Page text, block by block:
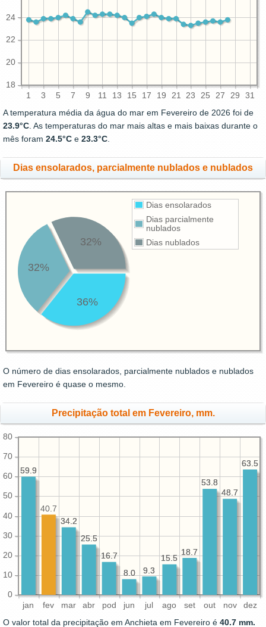
1 3 5 7 9 11 13 15 17 19 21 23 25 27 29 31
18
20
22
24
A temperatura média da água do mar em Fevereiro de 2026 foi de
23.9°C . As temperaturas do mar mais altas e mais baixas durante o
mês foram 24.5°C e 23.3°C
Dias ensolarados, parcialmente nublados e nublados
Dias ensolarados
Dias parcialmente
nublados
Dias nublados
36%
32%
32%
O número de dias ensolarados, parcialmente nublados e nublados
em Fevereiro é quase o mesmo.
Precipitação total em Fevereiro, mm.
jan fev mar abr pod jun jul ago set out nov dez
0
10
20
30
40
50
60
70
80
63.5
48.7
53.8
18.7
15.5
9.3
8.0
16.7
25.5
34.2
59.9
63.5
48.7
53.8
18.7
15.5
9.3
8.0
16.7
25.5
34.2
40.7
59.9
O valor total da precipitação em Anchieta em Fevereiro é 40.7 mm.